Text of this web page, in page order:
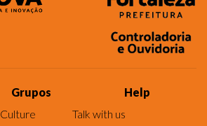
Grupos
Culture
Help
Talk with us